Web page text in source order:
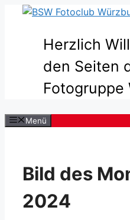
Zum
Herzlich
den Seiten
Fotogruppe
Menü
Bild des
2024